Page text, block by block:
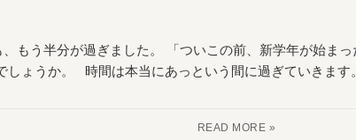
もう半分が過ぎました。 「ついこの前、新学年が始ま
しょうか。 時間は本当にあっという間に過ぎていきま